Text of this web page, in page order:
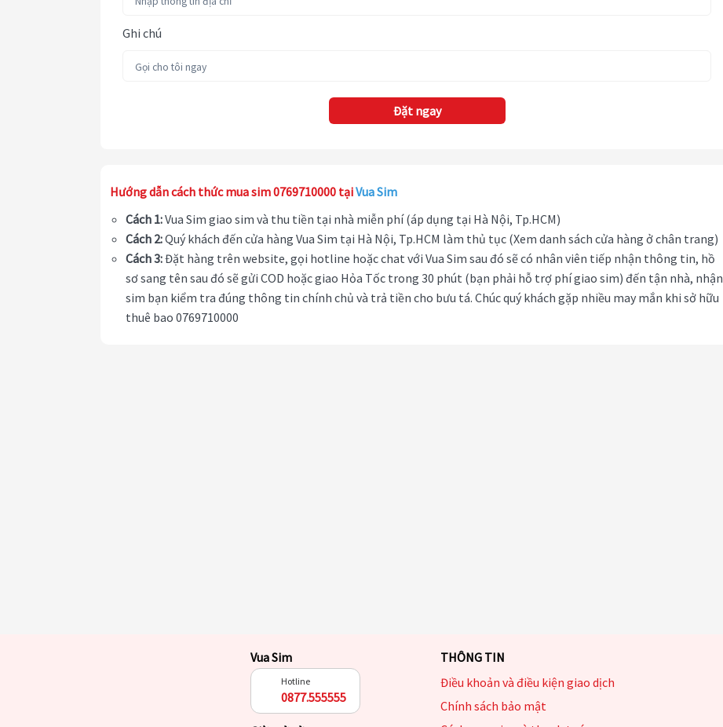
Ghi chú
Đặt ngay
Hướng dẫn cách thức mua sim 0769710000 tạiVua Sim
Cách 1:Vua Sim giao sim và thu tiền tại nhà miễn phí (áp dụng tại Hà Nội, Tp.HCM)
Cách 2:Quý khách đến cửa hàng Vua Sim tại Hà Nội, Tp.HCM làm thủ tục (Xem danh sách cửa hàng ở chân trang)
Cách 3:Đặt hàng trên website, gọi hotline hoặc chat với Vua Sim sau đó sẽ có nhân viên tiếp nhận thông tin, hồ
sơ sang tên sau đó sẽ gửi COD hoặc giao Hỏa Tốc trong 30 phút (bạn phải hỗ trợ phí giao sim) đến tận nhà, nhận
sim bạn kiểm tra đúng thông tin chính chủ và trả tiền cho bưu tá. Chúc quý khách gặp nhiều may mắn khi sở hữu
thuê bao 0769710000
Vua Sim
Hotline
0877.555555
THÔNG TIN
Điều khoản và điều kiện giao dịch
Chính sách bảo mật